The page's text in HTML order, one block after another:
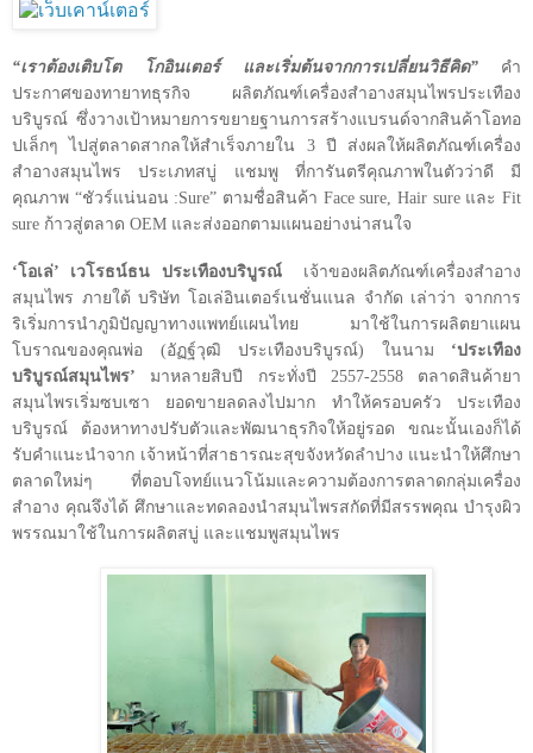
“เราต้องเติบโต โกอินเตอร์ และเริ่มต้นจากการเปลี่ยนวิธีคิด” คำ
ประกาศของทายาทธุรกิจ ผลิตภัณฑ์เครื่องสำอางสมุนไพรประเทือง
บริบูรณ์ ซึ่งวางเป้าหมายการขยายฐานการสร้างแบรนด์จากสินค้าโอทอ
ปเล็กๆ ไปสู่ตลาดสากลให้สำเร็จภายใน 3 ปี ส่งผลให้ผลิตภัณฑ์เครื่อง
สำอางสมุนไพร ประเภทสบู่ แชมพู ที่การันตรีคุณภาพในตัวว่าดี มี
คุณภาพ “ชัวร์แน่นอน :Sure” ตามชื่อสินค้า Face sure, Hair sure และFit
sure ก้าวสู่ตลาด OEM และส่งออกตามแผนอย่างน่าสนใจ
‘ โอเล่’ เวโรธน์ธน ประเทืองบริบูรณ์
เจ้าของผลิตภัณฑ์เครื่องสำอาง
สมุนไพร ภายใต้ บริษัท โอเล่อินเตอร์เนชั่นแนล จำกัด เล่าว่า จากการ
ริเริ่มการนำภูมิปัญญาทางแพทย์แผนไทย มาใช้ในการผลิตยาแผน
โบราณของคุณพ่อ (อัฏฐ์วุฒิ ประเทืองบริบูรณ์) ในนาม ‘ประเทือง
บริบูรณ์สมุนไพร’ มาหลายสิบปี กระทั่งปี 2557-2558 ตลาดสินค้ายา
สมุนไพรเริ่มซบเซา ยอดขายลดลงไปมาก ทำให้ครอบครัว ประเทือง
บริบูรณ์ ต้องหาทางปรับตัวและพัฒนาธุรกิจให้อยู่รอด ขณะนั้นเองก็ได้
รับคำแนะนำจาก เจ้าหน้าที่สาธารณะสุขจังหวัดลำปาง แนะนำให้ศึกษา
ตลาดใหม่ๆ ที่ตอบโจทย์แนวโน้มและความต้องการตลาดกลุ่มเครื่อง
สำอาง คุณจึงได้ ศึกษาและทดลองนำสมุนไพรสกัดที่มีสรรพคุณ บำรุงผิว
พรรณมาใช้ในการผลิตสบู่ และแชมพูสมุนไพร